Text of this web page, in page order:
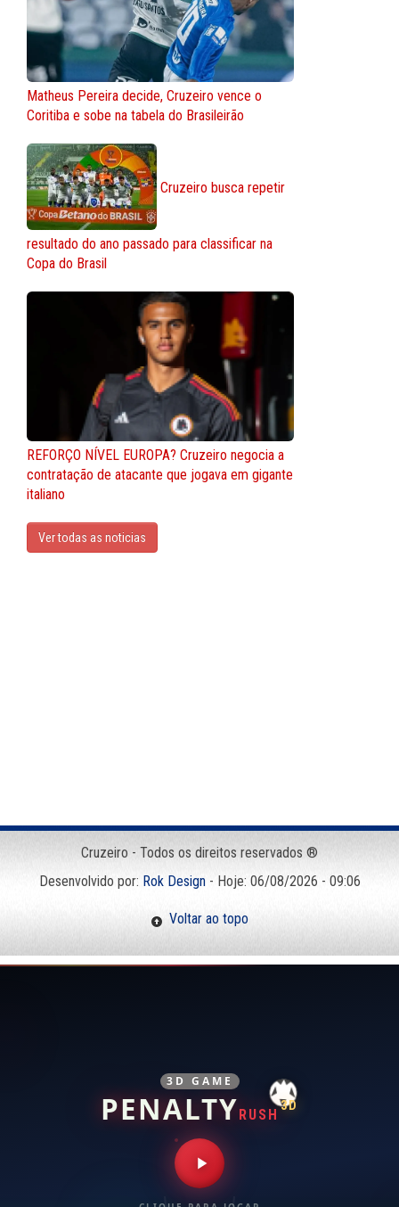
Matheus Pereira decide, Cruzeiro vence o
Coritiba e sobe na tabela do Brasileirão
Cruzeiro busca repetir
resultado do ano passado para classificar na
Copa do Brasil
REFORÇO NÍVEL EUROPA? Cruzeiro negocia a
contratação de atacante que jogava em gigante
italiano
Ver todas as noticias
Cruzeiro - Todos os direitos reservados ®
Desenvolvido por: Rok Design- Hoje: 06/08/2026 - 09:06
Voltar ao topo
3D GAME
PENALTYRUSH
3D